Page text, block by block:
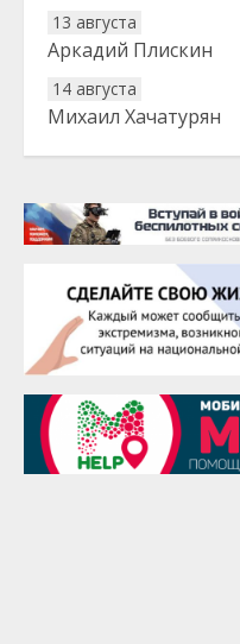
13 августа
Аркадий Плискин
14 августа
Михаил Хачатурян
20 августа
22 августа
Евгений Ефимов
25 августа
Сэсэгма Бубеева
28 августа
Чингиз Мустафаев
29 августа
Надежда Рослова